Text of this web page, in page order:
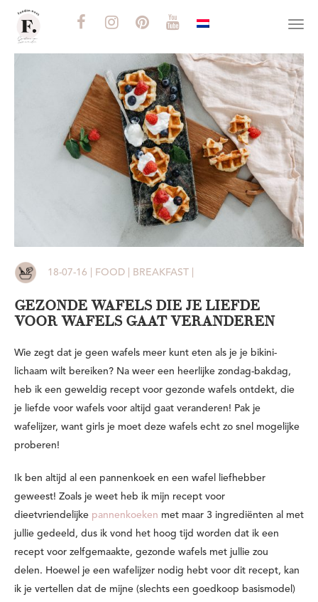
18-07-16 | FOOD | BREAKFAST |
GEZONDE WAFELS DIE JE LIEFDE
VOOR WAFELS GAAT VERANDEREN
Wie zegt dat je geen wafels meer kunt eten als je je bikini-
lichaam wilt bereiken? Na weer een heerlijke zondag-bakdag,
heb ik een geweldig recept voor gezonde wafels ontdekt, die
je liefde voor wafels voor altijd gaat veranderen! Pak je
wafelijzer, want girls je moet deze wafels echt zo snel mogelijke
proberen!
Ik ben altijd al een pannenkoek en een wafel liefhebber
geweest! Zoals je weet heb ik mijn recept voor
dieetvriendelijke pannenkoeken met maar 3 ingrediënten al met
jullie gedeeld, dus ik vond het hoog tijd worden dat ik een
recept voor zelfgemaakte, gezonde wafels met jullie zou
delen. Hoewel je een wafelijzer nodig hebt voor dit recept, kan
ik je vertellen dat de mijne (slechts een goedkoop basismodel)